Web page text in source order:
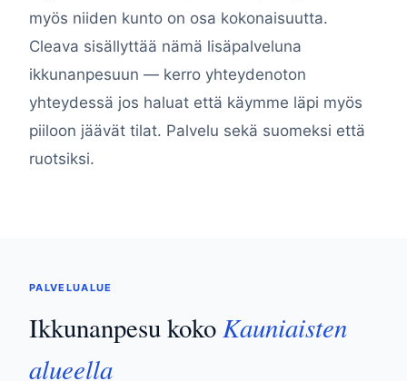
myös niiden kunto on osa kokonaisuutta.
Cleava sisällyttää nämä lisäpalveluna
ikkunanpesuun — kerro yhteydenoton
yhteydessä jos haluat että käymme läpi myös
piiloon jäävät tilat. Palvelu sekä suomeksi että
ruotsiksi.
PALVELUALUE
Ikkunanpesu koko Kauniaisten
alueella